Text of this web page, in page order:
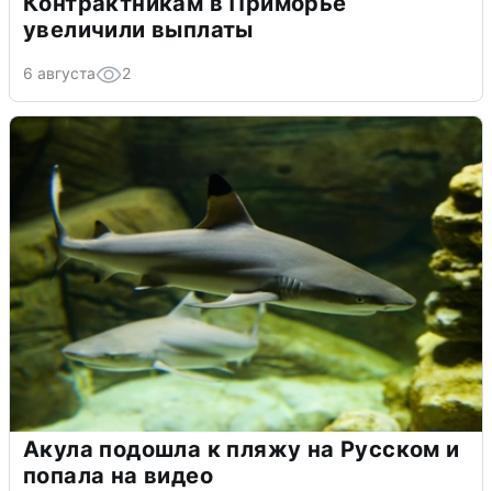
увеличили выплаты
6 августа 2
Акула подошла к пляжу на Русском и
попала на видео